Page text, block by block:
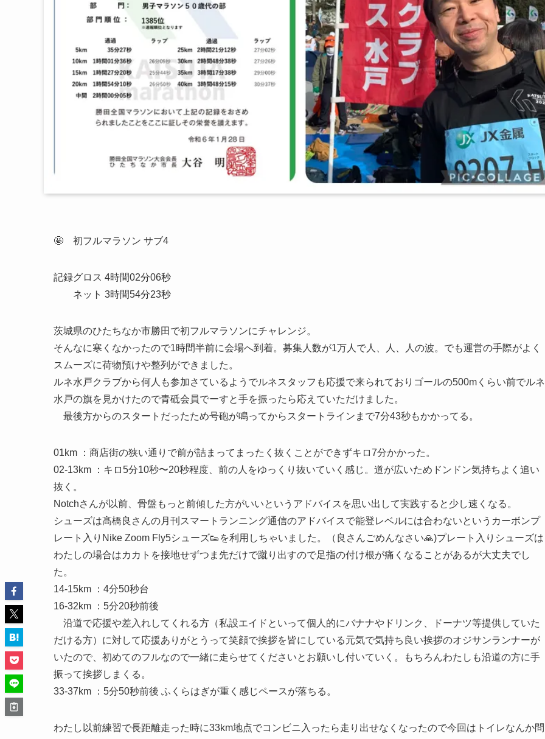
🤩 初フルマラソン サブ4
記録グロス 4時間02分06秒
ネット 3時間54分23秒
茨城県のひたちなか市勝田で初フルマラソンにチャレンジ。
そんなに寒くなかったので1時間半前に会場へ到着。募集人数が1万人で人、人、人の波。でも運営の手際がよく
スムーズに荷物預けや整列ができました。
ルネ水戸クラブから何人も参加さているようでルネスタッフも応援で来られておりゴールの500mくらい前でルネ
水戸の旗を見かけたので青砥会員でーすと手を振ったら応えていただけました。
最後方からのスタートだったため号砲が鳴ってからスタートラインまで7分43秒もかかってる。
01km ：商店街の狭い通りで前が詰まってまったく抜くことができずキロ7分かかった。
02-13km ：キロ5分10秒〜20秒程度、前の人をゆっくり抜いていく感じ。道が広いためドンドン気持ちよく追い
抜く。
Notchさんが以前、骨盤もっと前傾した方がいいというアドバイスを思い出して実践すると少し速くなる。
シューズは髙橋良さんの月刊スマートランニング通信のアドバイスで能登レベルには合わないというカーボンプ
レート入りNike Zoom Fly5シューズ👟を利用しちゃいました。（良さんごめんなさい🙏)プレート入りシューズは
わたしの場合はカカトを接地せずつま先だけで蹴り出すので足指の付け根が痛くなることがあるが大丈夫でし
た。
14-15km ：4分50秒台
16-32km ：5分20秒前後
沿道で応援や差入れしてくれる方（私設エイドといって個人的にバナナやドリンク、ドーナツ等提供していた
だける方）に対して応援ありがとうって笑顔で挨拶を皆にしている元気で気持ち良い挨拶のオジサンランナーが
いたので、初めてのフルなので一緒に走らせてくださいとお願いし付いていく。もちろんわたしも沿道の方に手
振って挨拶しまくる。
33-37km ：5分50秒前後 ふくらはぎが重く感じペースが落ちる。
わたし以前練習で長距離走った時に33km地点でコンビニ入ったら走り出せなくなったので今回はトイレなんか問